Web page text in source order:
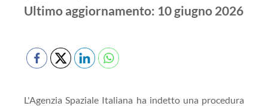
Ultimo aggiornamento: 10 giugno 2026
L'Agenzia Spaziale Italiana ha indetto una procedura